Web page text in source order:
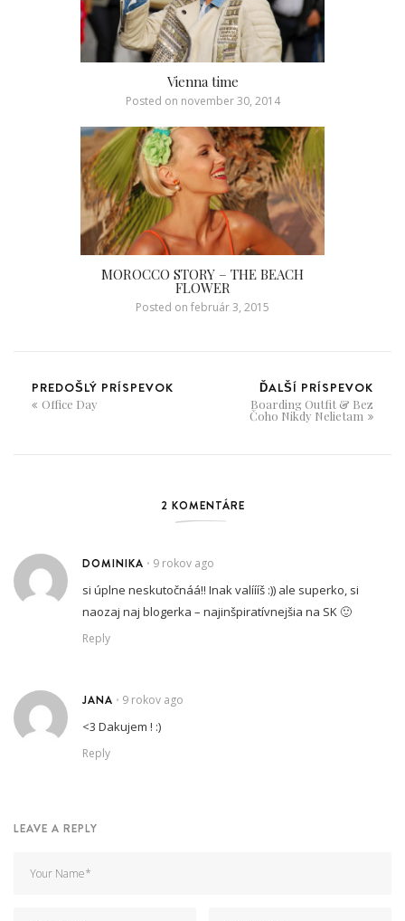
Vienna time
Posted on november 30, 2014
MOROCCO STORY – THE BEACH
FLOWER
Posted on február 3, 2015
PREDOŠLÝ PRÍSPEVOK
Office Day
ĎALŠÍ PRÍSPEVOK
Boarding Outfit & Bez
Čoho Nikdy Nelietam
2 KOMENTÁRE
DOMINIKA • 9 rokov ago
si úplne neskutočnáá!! Inak valíííš :)) ale superko, si
naozaj naj blogerka – najinšpiratívnejšia na SK 🙂
Reply
JANA • 9 rokov ago
<3 Dakujem ! :)
Reply
LEAVE A REPLY